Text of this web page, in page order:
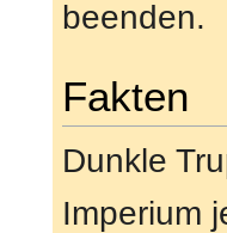
beenden.
Fakten
Dunkle
Imperium